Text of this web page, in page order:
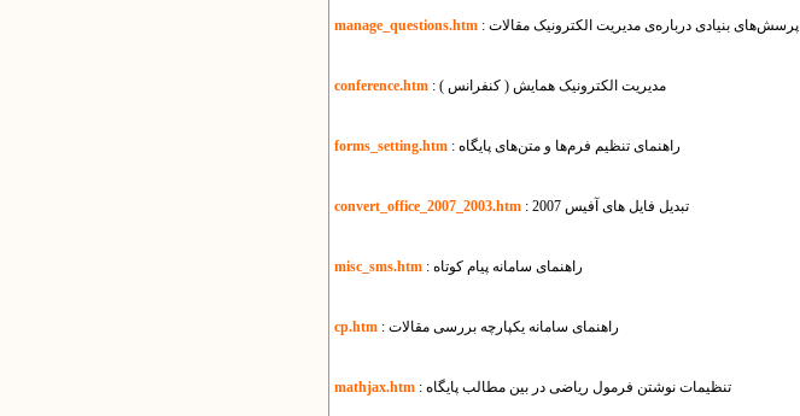
manage_questions.htm : پرسش‌های بنیادی درباره‌ی مدیریت الکترونیک مقالات
conference.htm : مدیریت الکترونیک همایش ( کنفرانس )
forms_setting.htm : راهنمای تنظیم فرم‌ها و متن‌های پایگاه
convert_office_2007_2003.htm : تبدیل فایل های آفیس 2007
misc_sms.htm : راهنمای سامانه پیام کوتاه
cp.htm : راهنمای سامانه یکپارچه بررسی مقالات
mathjax.htm : تنظیمات نوشتن فرمول ریاضی در بین مطالب پایگاه